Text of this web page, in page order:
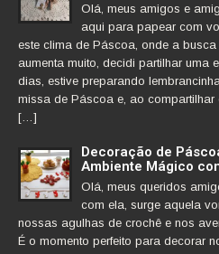
Olá, meus amigos e
aqui para papear com
este clima de Páscoa, onde a
aumenta muito, decidi partilhar uma
dias, estive preparando
missa de Páscoa e, ao
[…]
Decoração de
Ambiente Mágico
Olá, meus queridos
com ela, surge aquela
nossas agulhas de crochê e nos
É o momento perfeito para decorar